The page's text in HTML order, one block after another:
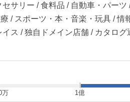
サリー / 食料品 / 自動車・パーツ
/ スポーツ・本・音楽・玩具 / 情
ス / 独自ドメイン店舗 / カタログ
万 1億